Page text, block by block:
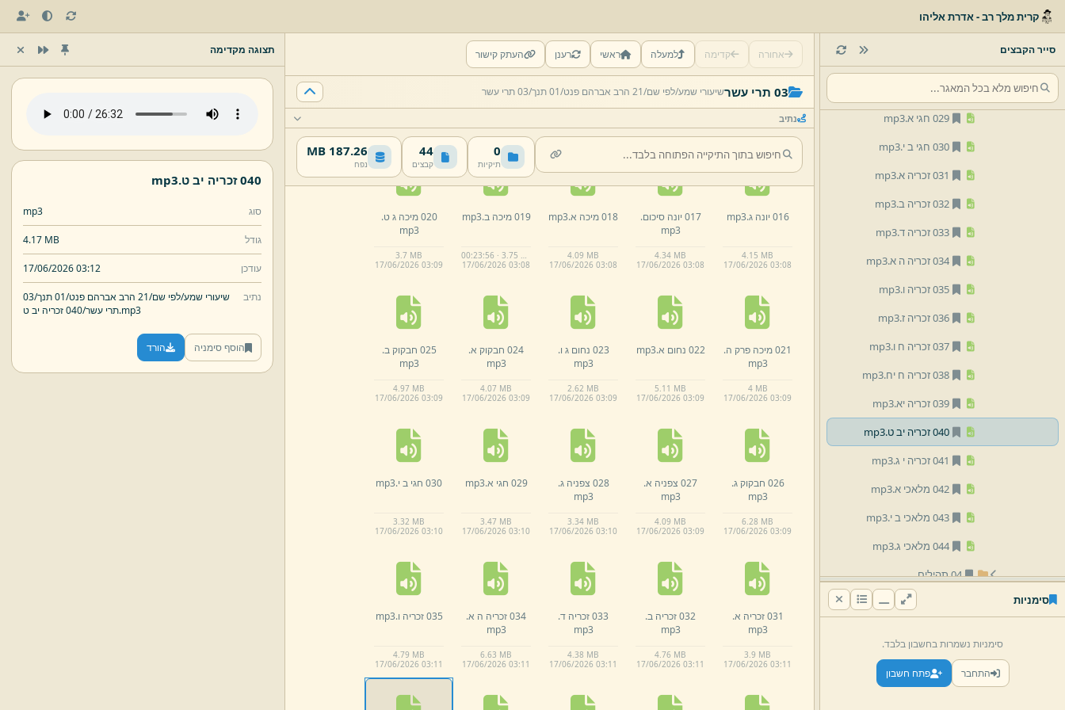
קרית מלך רב - אדרת אליהו
סייר הקבצים
026 חבקוק ג.
mp3
028 צפניה ג.
029 חגי א.
mp3
030 חגי ב י.
mp3
031 זכריה א.
mp3
032 זכריה ב.
mp3
033 זכריה ד.
mp3
034 זכריה ה א.
mp3
035 זכריה ו.
mp3
036 זכריה ז.
mp3
037 זכריה ח ו.
mp3
038 זכריה ח יח.
mp3
039 זכריה יא.
mp3
040 זכריה יב ט.
mp3
041 זכריה י ג.
mp3
042 מלאכי א.
mp3
043 מלאכי ב י.
mp3
044 מלאכי ג.
mp3
04 תהילים
07 חמש מגילות
02 משנה
סימניות
סימניות נשמרות בחשבון בלבד.
התחבר פתח חשבון
אחורה קדימה למעלה ראשי רענן העתק קישור
03 תרי עשר שיעורי שמע/לפי שם/21 הרב אברהם פנט/ 01 תנך/ 03 תרי עשר
נתיב
0
תיקיות
44
קבצים
187.26 MB
נפח
mp3
00:24:18 · 3.8 MB
17/06/2026 03:06
17/06/2026 03:07
mp3
17/06/2026 03:07
mp3
17/06/2026 03:07
17/06/2026 03:08
016 יונה ג. mp3
4.15 MB
17/06/2026 03:08
017 יונה סיכום.
mp3
4.34 MB
17/06/2026 03:08
018 מיכה א. mp3
4.09 MB
17/06/2026 03:08
019 מיכה ב. mp3
00:23:56 · 3.75 MB
17/06/2026 03:08
020 מיכה ג ט.
mp3
3.7 MB
17/06/2026 03:09
021 מיכה פרק ה.
mp3
4 MB
17/06/2026 03:09
022 נחום א. mp3
5.11 MB
17/06/2026 03:09
023 נחום ג ו.
mp3
2.62 MB
17/06/2026 03:09
024 חבקוק א.
mp3
4.07 MB
17/06/2026 03:09
025 חבקוק ב.
mp3
4.97 MB
17/06/2026 03:09
026 חבקוק ג.
mp3
6.28 MB
17/06/2026 03:09
027 צפניה א.
mp3
4.09 MB
17/06/2026 03:09
028 צפניה ג.
mp3
3.34 MB
17/06/2026 03:10
029 חגי א. mp3
3.47 MB
17/06/2026 03:10
030 חגי ב י. mp3
3.32 MB
17/06/2026 03:10
031 זכריה א.
mp3
3.9 MB
17/06/2026 03:11
032 זכריה ב.
mp3
4.76 MB
17/06/2026 03:11
033 זכריה ד.
mp3
4.38 MB
17/06/2026 03:11
034 זכריה ה א.
mp3
6.63 MB
17/06/2026 03:11
035 זכריה ו. mp3
4.79 MB
17/06/2026 03:11
תצוגה מקדימה
040 זכריה יב ט. mp3
סוג mp3
גודל 4.17 MB
עודכן 17/06/2026 03:12
נתיב שיעורי שמע/לפי שם/21 הרב אברהם פנט/ 01 תנך/
03
תרי עשר/040 זכריה יב ט.mp3
הוסף סימניה הורד